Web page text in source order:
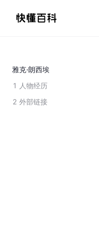
雅克·朗西埃
1 人物经历
2 外部链接